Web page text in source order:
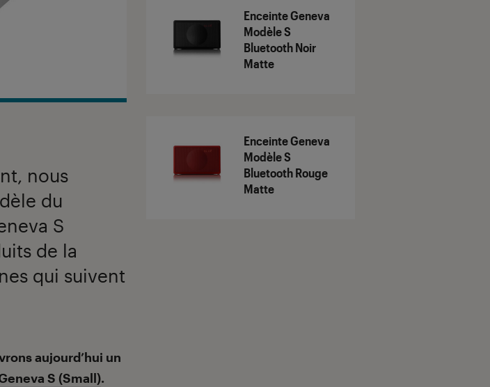
nous
du
S
de la
qui suivent
aujourd’hui un
S (Small).
Enceinte Geneva
Modèle S
Bluetooth Noir
Matte
Enceinte Geneva
Modèle S
Bluetooth Rouge
Matte